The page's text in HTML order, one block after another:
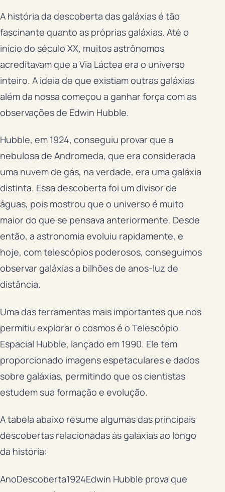
A história da descoberta das galáxias é tão
fascinante quanto as próprias galáxias. Até o
início do século XX, muitos astrônomos
acreditavam que a Via Láctea era o universo
inteiro. A ideia de que existiam outras galáxias
além da nossa começou a ganhar força com as
observações de Edwin Hubble.
Hubble, em 1924, conseguiu provar que a
nebulosa de Andromeda, que era considerada
uma nuvem de gás, na verdade, era uma galáxia
distinta. Essa descoberta foi um divisor de
águas, pois mostrou que o universo é muito
maior do que se pensava anteriormente. Desde
então, a astronomia evoluiu rapidamente, e
hoje, com telescópios poderosos, conseguimos
observar galáxias a bilhões de anos-luz de
distância.
Uma das ferramentas mais importantes que nos
permitiu explorar o cosmos é o Telescópio
Espacial Hubble, lançado em 1990. Ele tem
proporcionado imagens espetaculares e dados
sobre galáxias, permitindo que os cientistas
estudem sua formação e evolução.
A tabela abaixo resume algumas das principais
descobertas relacionadas às galáxias ao longo
da história:
AnoDescoberta1924Edwin Hubble prova que